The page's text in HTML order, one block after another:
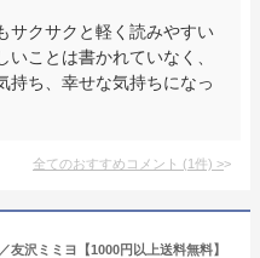
サクサクと軽く読みやすい
ことは書かれていなく、
持ち、幸せな気持ちになっ
全てのおすすめコメント (1件) >
友沢ミミヨ【1000円以上送料無料】